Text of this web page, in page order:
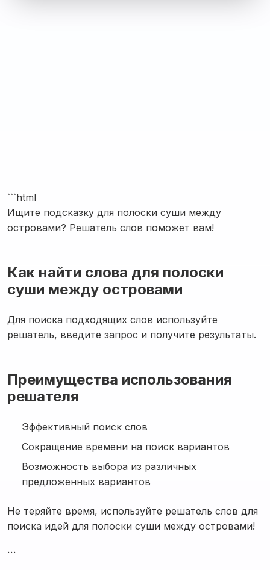
```html
Ищите подсказку для полоски суши между
островами? Решатель слов поможет вам!
Как найти слова для полоски
суши между островами
Для поиска подходящих слов используйте
решатель, введите запрос и получите результаты.
Преимущества использования
решателя
Эффективный поиск слов
Сокращение времени на поиск вариантов
Возможность выбора из различных
предложенных вариантов
Не теряйте время, используйте решатель слов для
поиска идей для полоски суши между островами!
```